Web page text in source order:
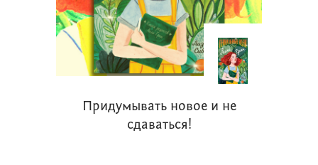
Придумывать новое и не
сдаваться!